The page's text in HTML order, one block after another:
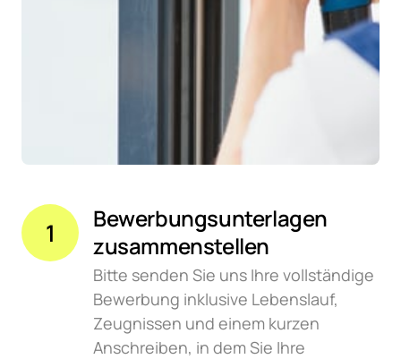
1
Bewerbungsunterlagen
zusammenstellen
Bitte senden Sie uns Ihre vollständige
Bewerbung inklusive Lebenslauf,
Zeugnissen und einem kurzen
Anschreiben, in dem Sie Ihre